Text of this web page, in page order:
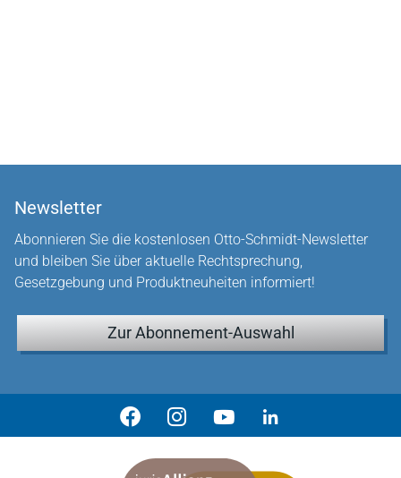
Newsletter
Abonnieren Sie die kostenlosen Otto-Schmidt-Newsletter
und bleiben Sie über aktuelle Rechtsprechung,
Gesetzgebung und Produktneuheiten informiert!
Zur Abonnement-Auswahl